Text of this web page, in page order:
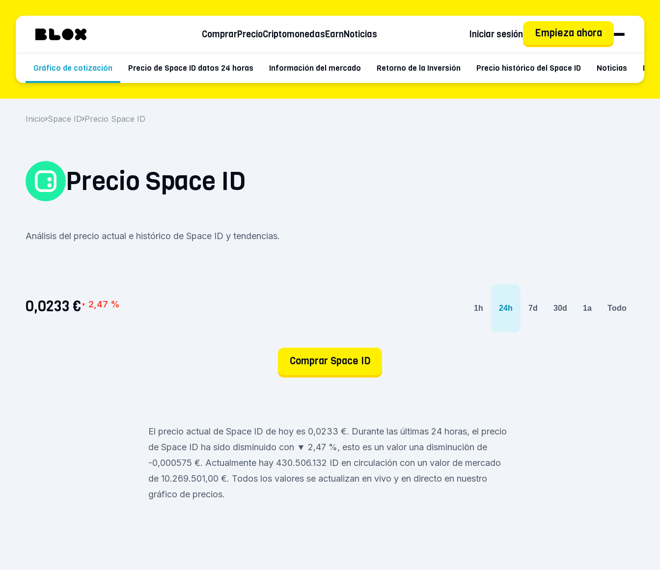
ComprarPrecioCriptomonedasEarnNoticias Iniciar sesión Empieza ahora
Gráfico de cotización Precio de Space ID datos 24 horas Información del mercado Retorno de la Inversión Precio histórico del Space ID Noticias
Inicio Space ID Precio Space ID
Precio Space ID
Análisis del precio actual e histórico de Space ID y tendencias.
0,0233 € ▼ 2,47 % 1h 24h 7d 30d 1a Todo
Comprar Space ID
El precio actual de Space ID de hoy es 0,0233 €. Durante las últimas 24 horas, el precio
de Space ID ha sido disminuido con ▼ 2,47 %, esto es un valor una disminuciön de
-0,000575 €. Actualmente hay 430.506.132 ID en circulación con un valor de mercado
de 10.269.501,00 €. Todos los valores se actualizan en vivo y en directo en nuestro
gráfico de precios.